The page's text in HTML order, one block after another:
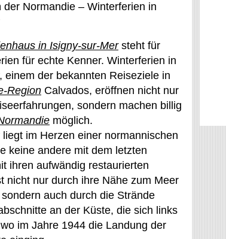
der Normandie – Winterferien in
in Isigny-sur-Mersteht für
für echte Kenner. Winterferien in
einem der bekannten Reiseziele in
Region Calvados, eröffnen nicht nur
sondern machen billig
möglich.
im Herzen einer normannischen
keine andere mit dem letzten
ihren aufwändig restaurierten
nicht nur durch ihre Nähe zum Meer
auch durch die Strände
an der Küste, die sich links
im Jahre 1944 die Landung der